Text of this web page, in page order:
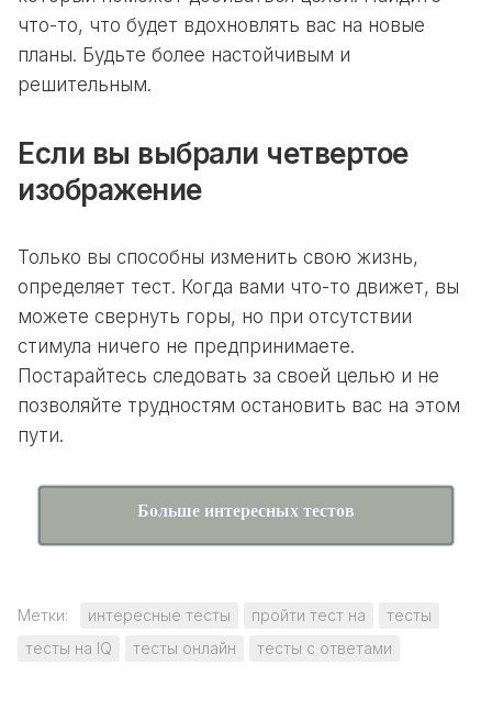
что-то, что будет вдохновлять вас на новые
планы. Будьте более настойчивым и
решительным.
Если вы выбрали четвертое
изображение
Только вы способны изменить свою жизнь,
определяет тест. Когда вами что-то движет, вы
можете свернуть горы, но при отсутствии
стимула ничего не предпринимаете.
Постарайтесь следовать за своей целью и не
позволяйте трудностям остановить вас на этом
пути.
Больше интересных тестов
Метки: интересные тесты пройти тест на
тесты
тесты на IQ
тесты онлайн тесты с ответами